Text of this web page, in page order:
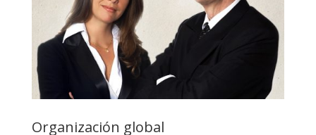
Organización global